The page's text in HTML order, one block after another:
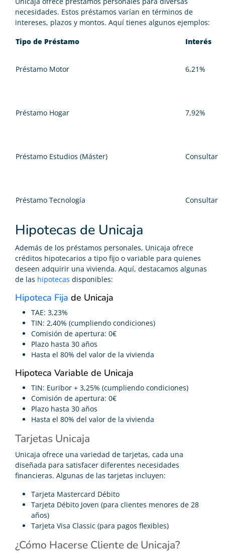
necesidades. Estos préstamos varían en términos de
intereses, plazos y montos. Aquí tienes algunos ejemplos:
Tipo de Préstamo
Interés
Préstamo Motor 6,21%
Préstamo Hogar 7,92%
Préstamo Estudios (Máster) Consultar
Préstamo Tecnología Consultar
Hipotecas de Unicaja
Además de los préstamos personales, Unicaja ofrece
créditos hipotecarios a tipo fijo o variable para quienes
deseen adquirir una vivienda. Aquí, destacamos algunas
de las hipotecas disponibles:
Hipoteca Fija de Unicaja
TAE: 3,23%
TIN: 2,40% (cumpliendo condiciones)
Comisión de apertura: 0€
Plazo hasta 30 años
Hasta el 80% del valor de la vivienda
Hipoteca Variable de Unicaja
TIN: Euribor + 3,25% (cumpliendo condiciones)
Comisión de apertura: 0€
Plazo hasta 30 años
Hasta el 80% del valor de la vivienda
Tarjetas Unicaja
Unicaja ofrece una variedad de tarjetas, cada una
diseñada para satisfacer diferentes necesidades
financieras. Algunas de las tarjetas incluyen:
Tarjeta Mastercard Débito
Tarjeta Débito Joven (para clientes menores de 28
años)
Tarjeta Visa Classic (para pagos flexibles)
¿Cómo Hacerse Cliente de Unicaja?